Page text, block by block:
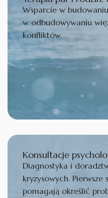
Wsparcie w
w odbudowywaniu
konfliktów.
Konsultacje
Diagnostyka i
kryzysowych.
pomagają określić